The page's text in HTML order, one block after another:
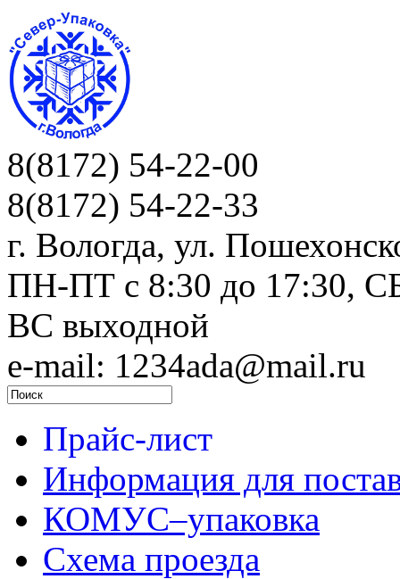
8(8172) 54-22-00
8(8172) 54-22-33
г. Вологда, ул.
ПН-ПТ c 8:30 до 17:30,
ВС выходной
e-mail: 1234ada@mail.ru
Прайс-лист
Информация для
КОМУС–упаковка
Схема проезда